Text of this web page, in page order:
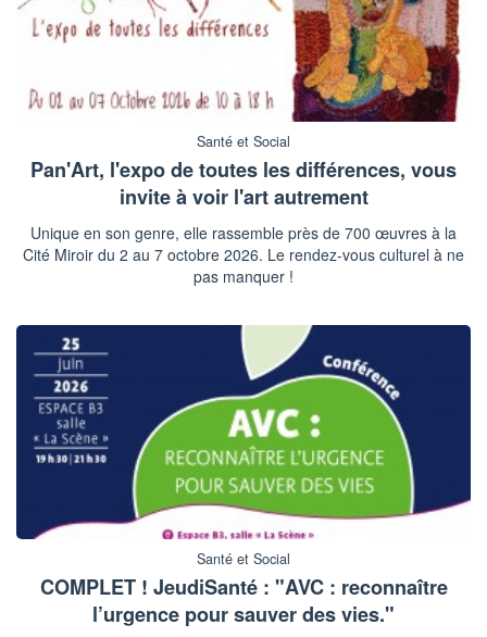
Santé et Social
Pan'Art, l'expo de toutes les différences, vous
invite à voir l'art autrement
Unique en son genre, elle rassemble près de 700 œuvres à la
Cité Miroir du 2 au 7 octobre 2026. Le rendez-vous culturel à ne
pas manquer !
Santé et Social
COMPLET ! JeudiSanté : "AVC : reconnaître
l’urgence pour sauver des vies."